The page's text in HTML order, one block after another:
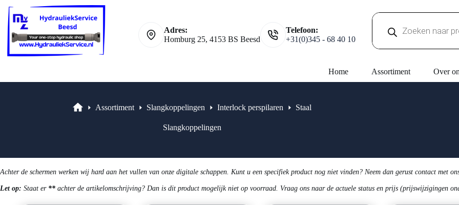
naar
inhoud
Adres:
Homburg 25, 4153 BS Beesd
Telefoon:
+31(0)345 - 68 40 10
zoeken
Home Assortiment Over
Assortiment Slangkoppelingen Interlock perspilaren Staal
Slangkoppelingen
Achter de schermen werken wij hard aan het vullen van onze digitale schappen. Kunt u een specifiek product nog niet vinden? Neem dan gerust contact met
Let op: Staat er ** achter de artikelomschrijving? Dan is dit product mogelijk niet op voorraad. Vraag ons naar de actuele status en prijs (prijswijzigingen